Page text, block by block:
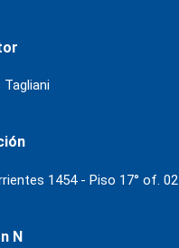
Tagliani
1454 - Piso 17° of. 02
N